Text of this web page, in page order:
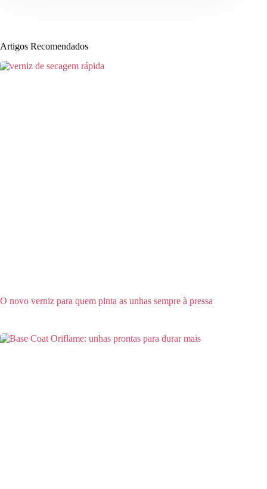
Artigos Recomendados
O novo verniz para quem pinta as unhas sempre à pressa